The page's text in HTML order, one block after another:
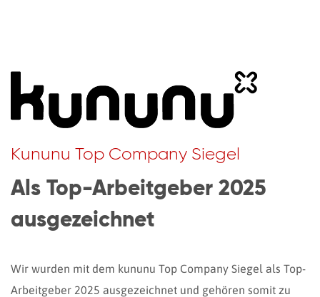
Kununu Top Company Siegel
Als Top-Arbeitgeber 2025
ausgezeichnet
Wir wurden mit dem kununu Top Company Siegel als Top-
Arbeitgeber 2025 ausgezeichnet und gehören somit zu